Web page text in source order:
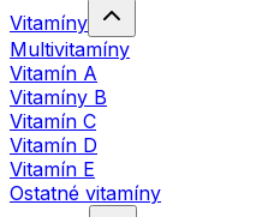
Vitamíny
Multivitamíny
Vitamín A
Vitamíny B
Vitamín C
Vitamín D
Vitamín E
Ostatné vitamíny